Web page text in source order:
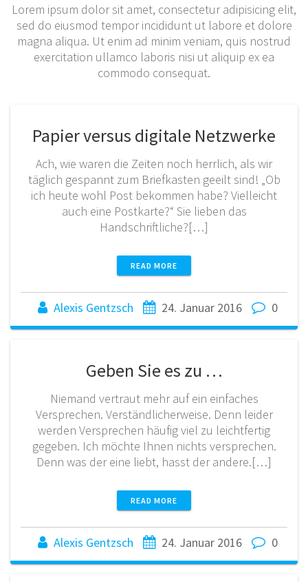
Lorem ipsum dolor sit amet, consectetur adipisicing elit,
sed do eiusmod tempor incididunt ut labore et dolore
magna aliqua. Ut enim ad minim veniam, quis nostrud
exercitation ullamco laboris nisi ut aliquip ex ea
commodo consequat.
Papier versus digitale Netzwerke
Ach, wie waren die Zeiten noch herrlich, als wir
täglich gespannt zum Briefkasten geeilt sind! „Ob
ich heute wohl Post bekommen habe? Vielleicht
auch eine Postkarte?“ Sie lieben das
Handschriftliche?[…]
READ MORE
Alexis Gentzsch 24. Januar 2016 0
Geben Sie es zu …
Niemand vertraut mehr auf ein einfaches
Versprechen. Verständlicherweise. Denn leider
werden Versprechen häufig viel zu leichtfertig
gegeben. Ich möchte Ihnen nichts versprechen.
Denn was der eine liebt, hasst der andere.[…]
READ MORE
Alexis Gentzsch 24. Januar 2016 0